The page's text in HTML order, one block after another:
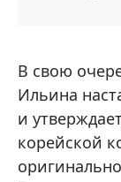
В свою
Ильина
и
корейской